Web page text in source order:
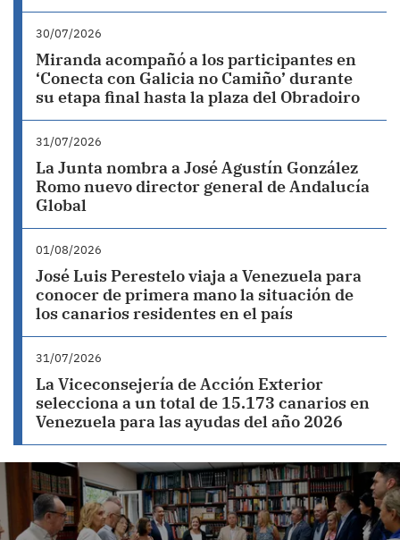
30/07/2026
Miranda acompañó a los participantes en
‘Conecta con Galicia no Camiño’ durante
su etapa final hasta la plaza del Obradoiro
31/07/2026
La Junta nombra a José Agustín González
Romo nuevo director general de Andalucía
Global
01/08/2026
José Luis Perestelo viaja a Venezuela para
conocer de primera mano la situación de
los canarios residentes en el país
31/07/2026
La Viceconsejería de Acción Exterior
selecciona a un total de 15.173 canarios en
Venezuela para las ayudas del año 2026